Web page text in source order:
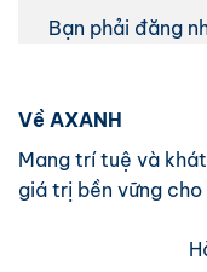
Bạn phải đăng
Về AXANH
Mang trí tuệ và
giá trị bền vững